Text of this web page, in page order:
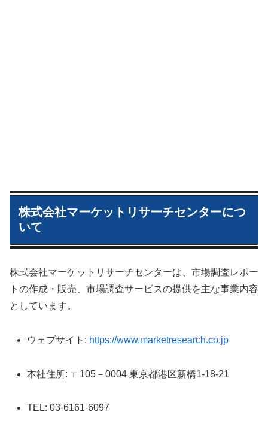
株式会社マーケットリサーチセンターにつ
いて
株式会社マーケットリサーチセンターは、市場調査レポー
トの作成・販売、市場調査サービスの提供を主な事業内容
としています。
ウェブサイト: https://www.marketresearch.co.jp
本社住所: 〒105－0004 東京都港区新橋1-18-21
TEL: 03-6161-6097